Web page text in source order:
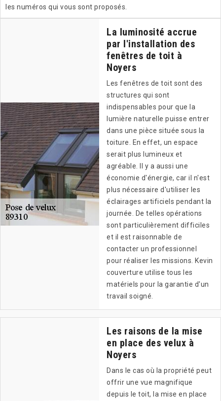
les numéros qui vous sont proposés.
La luminosité accrue
par l'installation des
fenêtres de toit à
Noyers
Les fenêtres de toit sont des
structures qui sont
indispensables pour que la
lumière naturelle puisse entrer
dans une pièce située sous la
toiture. En effet, un espace
serait plus lumineux et
agréable. Il y a aussi une
économie d'énergie, car il n'est
plus nécessaire d'utiliser les
éclairages artificiels pendant la
journée. De telles opérations
sont particulièrement difficiles
et il est raisonnable de
contacter un professionnel
pour réaliser les missions. Kevin
couverture utilise tous les
matériels pour la garantie d'un
travail soigné.
Les raisons de la mise
en place des velux à
Noyers
Dans le cas où la propriété peut
offrir une vue magnifique
depuis le toit, la mise en place